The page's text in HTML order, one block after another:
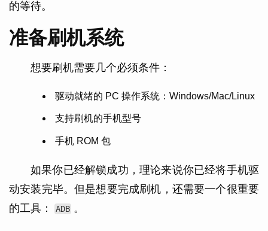
的等待。
准备刷机系统
想要刷机需要几个必须条件：
驱动就绪的 PC 操作系统：Windows/Mac/Linux
支持刷机的手机型号
手机 ROM 包
如果你已经解锁成功，理论来说你已经将手机驱
动安装完毕。但是想要完成刷机，还需要一个很重要
的工具：
ADB 。